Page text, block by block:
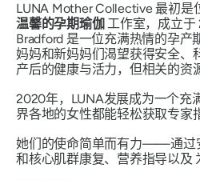
LUNA Mother Collective 最初是
温馨的孕期瑜伽 工作室，成立于
Bradford 是一位充满热情的孕产
妈妈和新妈妈们渴望获得安全、
产后的健康与活力，但相关的资
2020年，LUNA发展成为一个充
界各地的女性都能轻松获取专家
她们的使命简单而有力——通过
和核心肌群康复、营养指导以及